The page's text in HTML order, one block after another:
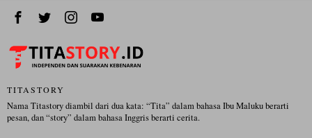
TITASTORY
Nama Titastory diambil dari dua kata: “Tita” dalam bahasa Ibu Maluku berarti
pesan, dan “story” dalam bahasa Inggris berarti cerita.